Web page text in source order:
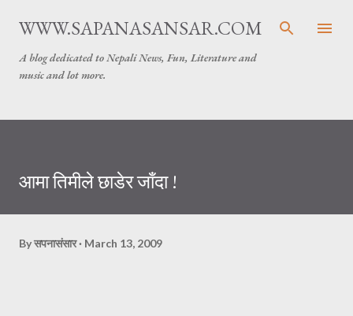
Skip to main content
WWW.SAPANASANSAR.COM
A blog dedicated to Nepali News, Fun, Literature and
music and lot more.
आमा तिमीले छाडेर जाँदा !
Byसपनासंसार March 13, 2009